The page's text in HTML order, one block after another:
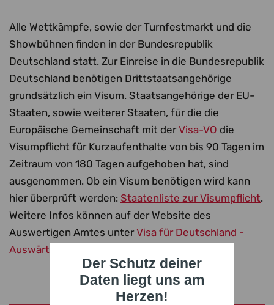
Der Schutz deiner
Daten liegt uns am
Herzen!
Alle Wettkämpfe, sowie der Turnfestmarkt und die
Showbühnen finden in der Bundesrepublik
Deutschland statt. Zur Einreise in die Bundesrepublik
Deutschland benötigen Drittstaatsangehörige
grundsätzlich ein Visum. Staatsangehörige der EU-
Staaten, sowie weiterer Staaten, für die die
Europäische Gemeinschaft mit derVisa-VO die
Visumpflicht für Kurzaufenthalte von bis 90 Tagen im
Zeitraum von 180 Tagen aufgehoben hat, sind
ausgenommen. Ob ein Visum benötigen wird kann
hier überprüft werden: Staatenliste zur Visumpflicht.
Weitere Infos können auf der Website des
Auswertigen Amtes unterVisa für Deutschland -
Auswärtiges Amt